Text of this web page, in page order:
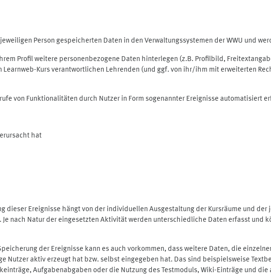
Person gespeicherten Daten in den Verwaltungssystemen der WWU und
Profil weitere personenbezogene Daten hinterlegen (z.B. Profilbild,
Kurs verantwortlichen Lehrenden (und ggf. von ihr/ihm mit erweiterten
von Funktionalitäten durch Nutzer in Form sogenannter Ereignisse automatisiert
hat
dieser Ereignisse hängt von der individuellen Ausgestaltung der Kursräume und
nach Natur der eingesetzten Aktivität werden unterschiedliche Daten erfasst und
der Ereignisse kann es auch vorkommen, dass weitere Daten, die
Nutzer aktiv erzeugt hat bzw. selbst eingegeben hat. Das sind beispielsweise
Aufgabenabgaben oder die Nutzung des Testmoduls, Wiki-Einträge und